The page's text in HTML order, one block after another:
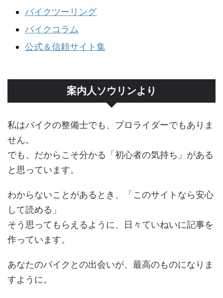
バイクツーリング
バイクコラム
公式＆信頼サイト集
案内人ソウリンより
私はバイクの整備士でも、プロライダーでもありま
せん。
でも、だからこそ分かる「初心者の気持ち」がある
と思っています。
わからないことがあるとき、「このサイトなら安心
して読める」
そう思ってもらえるように、日々ていねいに記事を
作っています。
あなたのバイクとの出会いが、最高のものになりま
すように。